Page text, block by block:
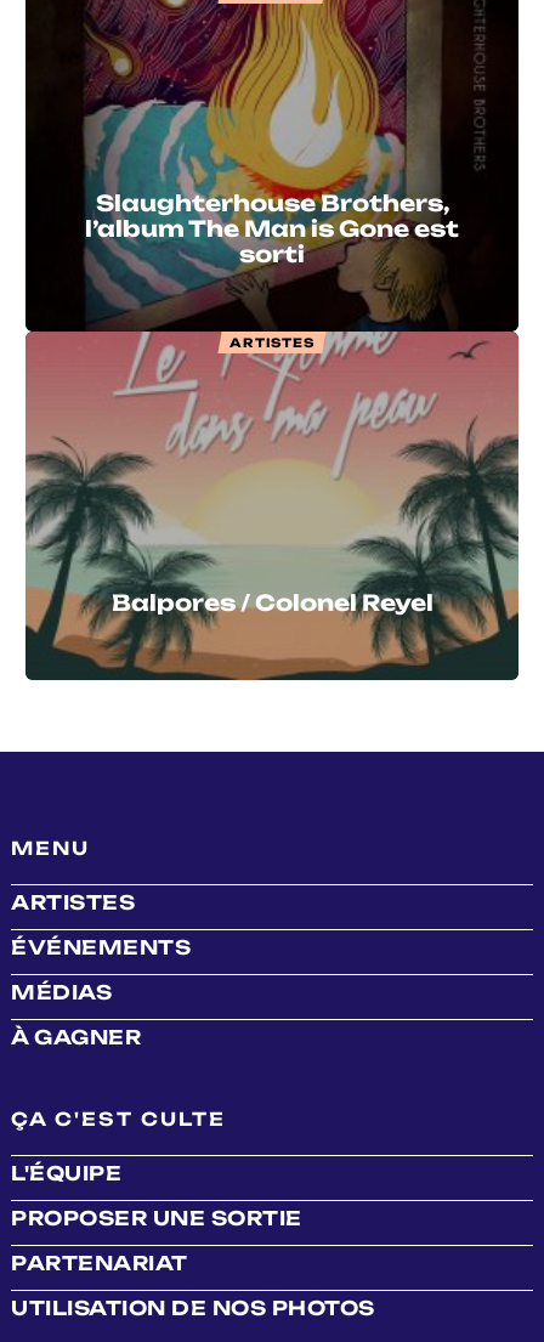
Slaughterhouse Brothers,
l’album The Man is Gone est
sorti
ARTISTES
Balpores / Colonel Reyel
MENU
ARTISTES
ÉVÉNEMENTS
MÉDIAS
À GAGNER
ÇA C'EST CULTE
L'ÉQUIPE
PROPOSER UNE SORTIE
PARTENARIAT
UTILISATION DE NOS PHOTOS